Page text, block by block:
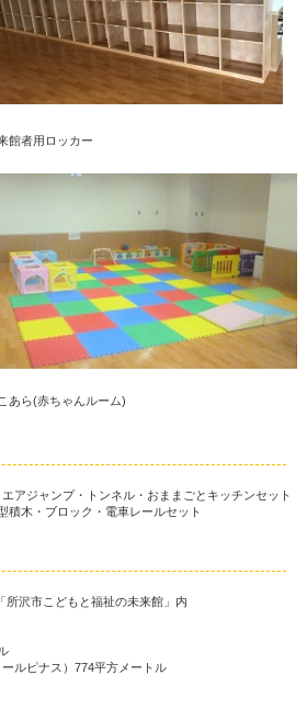
館者用ロッカー
こあら(赤ちゃんルーム)
アジャンプ・トンネル・おままごとキッチンセット
ブロック・電車レールセット
沢市こどもと福祉の未来館」内
ルピナス）774平方メートル